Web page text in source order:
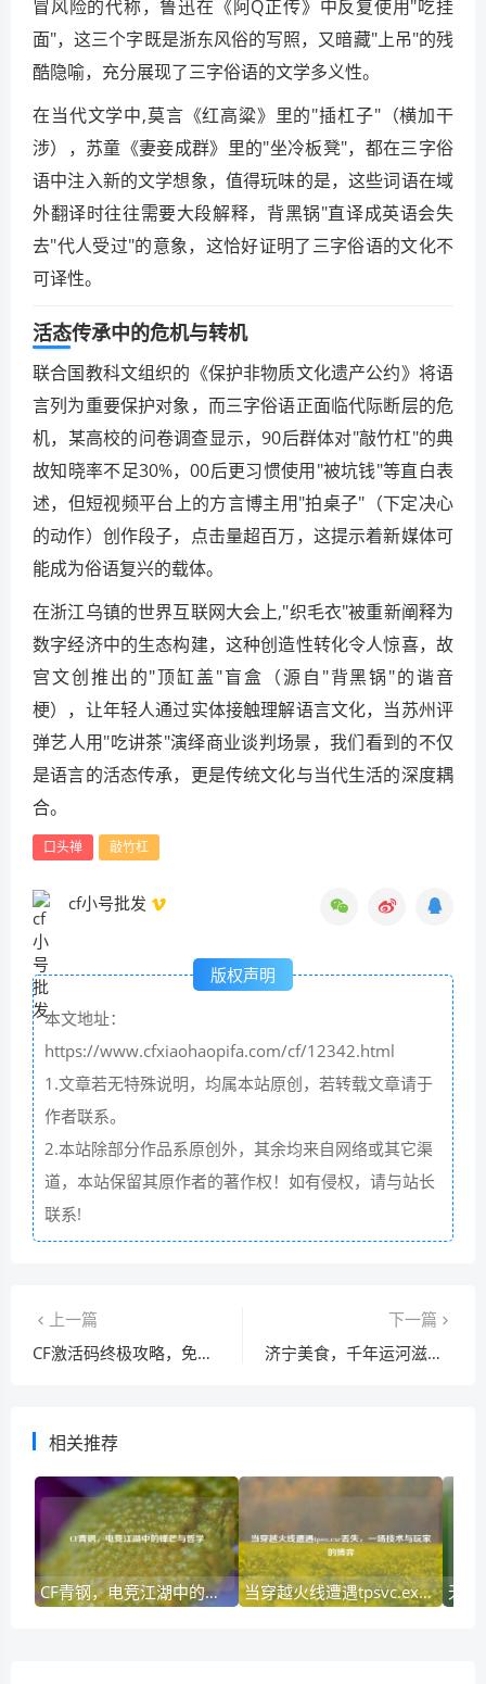
冒风险的代称，鲁迅在《阿Q正传》中反复使用"吃挂
面"，这三个字既是浙东风俗的写照，又暗藏"上吊"的残
酷隐喻，充分展现了三字俗语的文学多义性。
在当代文学中,莫言《红高粱》里的"插杠子"（横加干
涉），苏童《妻妾成群》里的"坐冷板凳"，都在三字俗
语中注入新的文学想象，值得玩味的是，这些词语在域
外翻译时往往需要大段解释，背黑锅"直译成英语会失
去"代人受过"的意象，这恰好证明了三字俗语的文化不
可译性。
活态传承中的危机与转机
联合国教科文组织的《保护非物质文化遗产公约》将语
言列为重要保护对象，而三字俗语正面临代际断层的危
机，某高校的问卷调查显示，90后群体对"敲竹杠"的典
故知晓率不足30%，00后更习惯使用"被坑钱"等直白表
述，但短视频平台上的方言博主用"拍桌子"（下定决心
的动作）创作段子，点击量超百万，这提示着新媒体可
能成为俗语复兴的载体。
在浙江乌镇的世界互联网大会上,"织毛衣"被重新阐释为
数字经济中的生态构建，这种创造性转化令人惊喜，故
宫文创推出的"顶缸盖"盲盒（源自"背黑锅"的谐音
梗），让年轻人通过实体接触理解语言文化，当苏州评
弹艺人用"吃讲茶"演绎商业谈判场景，我们看到的不仅
是语言的活态传承，更是传统文化与当代生活的深度耦
合。
口头禅 敲竹杠
cf小号批发
版权声明
本文地址：
https://www.cfxiaohaopifa.com/cf/12342.html
1.文章若无特殊说明，均属本站原创，若转载文章请于
作者联系。
2.本站除部分作品系原创外，其余均来自网络或其它渠
道，本站保留其原作者的著作权！如有侵权，请与站长
联系!
上一篇
CF激活码终极攻略，免费获取渠道与防骗指南
下一篇
济宁美食，千年运河滋养的味觉密码
相关推荐
CF青钢，电竞江湖中的锋芒与哲学 当穿越火线遭遇tpsvc.exe丢失，一场技术与玩家的博弈